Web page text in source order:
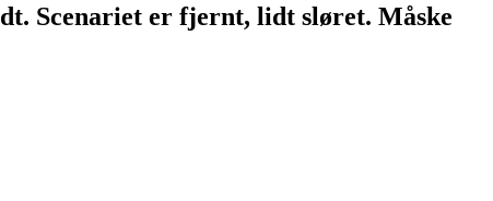
Scenariet er fjernt, lidt sløret. Måske